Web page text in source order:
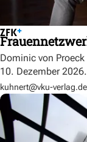
Dominic von
10. Dezember 2026.
kuhnert@vku-verlag.de